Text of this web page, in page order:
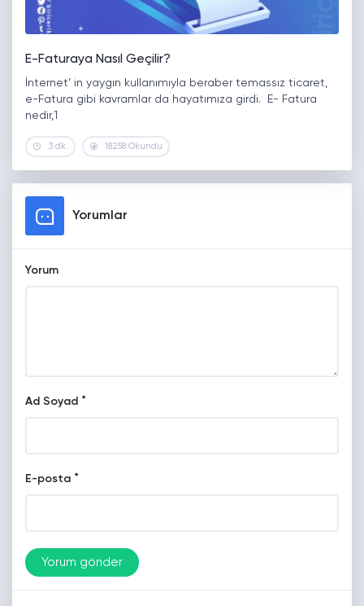
E-Faturaya Nasıl Geçilir?
İnternet’ in yaygın kullanımıyla beraber temassız ticaret,
e-Fatura gibi kavramlar da hayatımıza girdi. E- Fatura
nedir,1
3 dk. 18258 Okundu
Yorumlar
Yorum
Ad Soyad *
E-posta *